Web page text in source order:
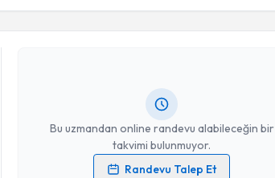
Takvim Talebini Gönder
Bu uzmandan online randevu alabileceğin bir
takvimi bulunmuyor.
Randevu Talep Et